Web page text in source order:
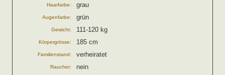
Haarfarbe: grau
Augenfarbe: grün
Gewicht: 111-120 kg
Körpergrösse: 185 cm
Familienstand: verheiratet
Raucher: nein